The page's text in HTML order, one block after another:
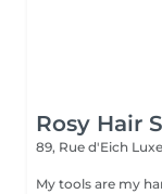
Rosy Hair
89, Rue d'Eich
My tools are my